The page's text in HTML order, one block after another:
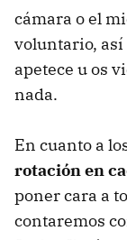
cámara o el
voluntario, así
apetece u os
nada.
En cuanto a
rotación en
poner cara a
contaremos